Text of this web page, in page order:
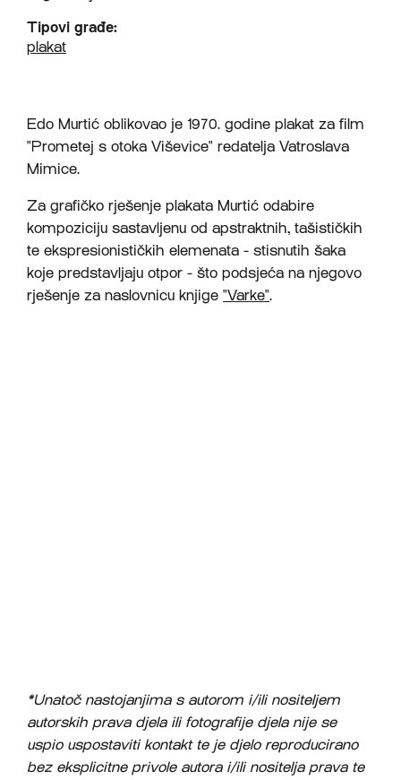
Tipovi građe:
plakat
Edo Murtić oblikovao je 1970. godine plakat za film
"Prometej s otoka Viševice" redatelja Vatroslava
Mimice.
Za grafičko rješenje plakata Murtić odabire
kompoziciju sastavljenu od apstraktnih, tašističkih
te ekspresionističkih elemenata - stisnutih šaka
koje predstavljaju otpor - što podsjeća na njegovo
rješenje za naslovnicu knjige "Varke".
*Unatoč nastojanjima s autorom i/ili nositeljem
autorskih prava djela ili fotografije djela nije se
uspio uspostaviti kontakt te je djelo reproducirano
bez eksplicitne privole autora i/ili nositelja prava te